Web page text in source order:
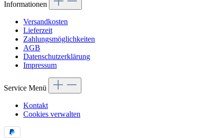
Informationen
Versandkosten
Lieferzeit
Zahlungsmöglichkeiten
AGB
Datenschutzerklärung
Impressum
Service Menü
Kontakt
Cookies verwalten